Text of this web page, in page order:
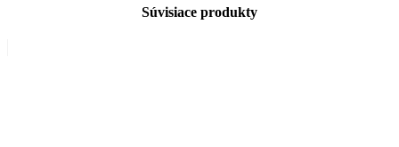
Súvisiace produkty